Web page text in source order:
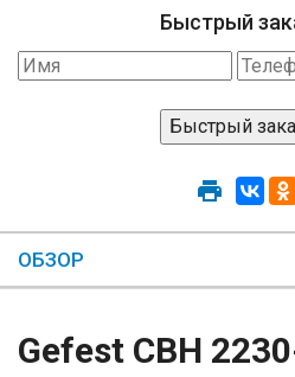
Быстрый
ОБЗОР
Gefest СВН